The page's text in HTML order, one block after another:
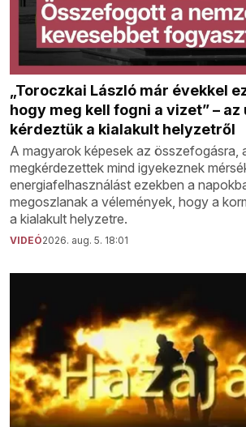
„Toroczkai László már évekkel
hogy meg kell fogni a vizet” –
kérdeztük a kialakult helyzetről
A magyarok képesek az összefogásra,
megkérdezettek mind igyekeznek
energiafelhasználást ezekben a
megoszlanak a vélemények, hogy a
a kialakult helyzetre.
VIDEÓ2026. aug. 5. 18:01